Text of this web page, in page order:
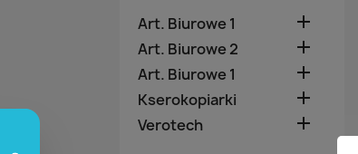
Art. Biurowe 1 
Art. Biurowe 2 
Art. Biurowe 1 
Kserokopiarki 
Verotech 